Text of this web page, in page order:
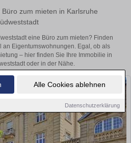
Alle Cookies ablehnen
Datenschutzerklärung
zum mieten in Karlsruhe
eine Büro zum mieten? Finden
an Eigentumswohnungen. Egal, ob als
– hier finden Sie Ihre Immobilie in
oder in der Nähe.